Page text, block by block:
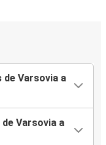
de Varsovia a
Varsovia a